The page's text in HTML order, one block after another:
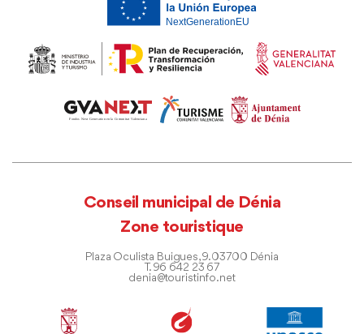
Conseil municipal de Dénia
Zone touristique
Plaza Oculista Buigues, 9. 03700 Dénia
T. 96 642 23 67
denia@touristinfo.net